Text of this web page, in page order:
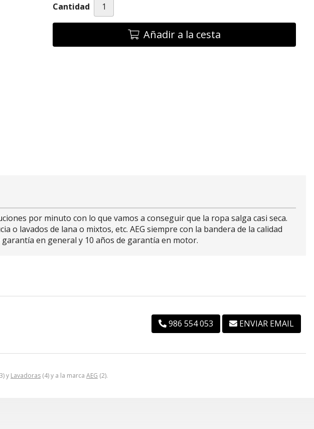
Cantidad
Añadir a la cesta
y Lavadoras (4) y a la marca AEG (2).
por minuto con lo que vamos a conseguir que la ropa salga casi seca.
lavados de lana o mixtos, etc. AEG siempre con la bandera de la calidad
en general y 10 años de garantía en motor.
986 554 053 ENVIAR EMAIL